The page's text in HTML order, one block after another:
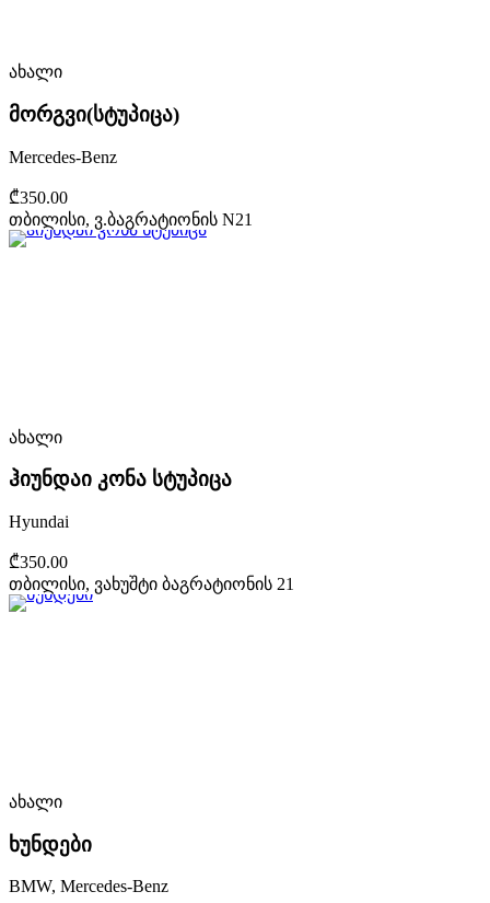
ახალი
მორგვი(სტუპიცა)
Mercedes-Benz
₾350.00
თბილისი, ვ.ბაგრატიონის N21
ახალი
ჰიუნდაი კონა სტუპიცა
Hyundai
₾350.00
თბილისი, ვახუშტი ბაგრატიონის 21
ახალი
ხუნდები
BMW, Mercedes-Benz